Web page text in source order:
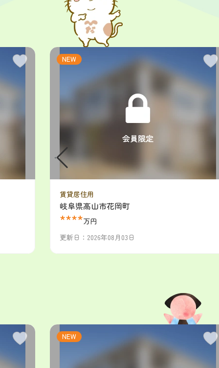
NEW
賃貸居住用
岐阜県高山市花岡町
****万円
更新日：2026年08月03日
NEW